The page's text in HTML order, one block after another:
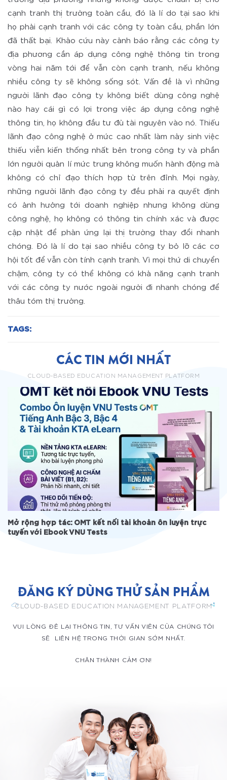
cạnh tranh thị trường toàn cầu, đó là lí do tại sao khi
họ phải cạnh tranh với các công ty toàn cầu, phần lớn
đã thất bại. Khảo cứu này cảnh báo rằng các công ty
địa phương cần áp dụng công nghệ thông tin trong
vòng hai năm tới để vẫn còn cạnh tranh, nếu không
nhiều công ty sẽ không sống sót. Vấn đề là vì những
người lãnh đạo công ty không biết dùng công nghệ
nào hay cái gì có lợi trong việc áp dụng công nghệ
thông tin, họ không đầu tư đủ tài nguyên vào nó. Thiếu
lãnh đạo công nghệ ở mức cao nhất làm nảy sinh việc
thiếu viễn kiến thống nhất bên trong công ty và phần
lớn người quản lí mức trung không muốn hành động mà
không có chỉ đạo thích hợp từ trên đỉnh. Mọi ngày,
những người lãnh đạo công ty đều phải ra quyết định
có ảnh hưởng tới doanh nghiệp nhưng không dùng
công nghệ, họ không có thông tin chính xác và được
cập nhật để phản ứng lại thị trường thay đổi nhanh
chóng. Đó là lí do tại sao nhiều công ty bỏ lỡ các cơ
hội tốt để vẫn còn tính cạnh tranh. Vì mọi thứ di chuyển
chậm, công ty có thể không có khả năng cạnh tranh
với các công ty nước ngoài người đi nhanh chóng để
thâu tóm thị trường.
TAGS:
CÁC TIN MỚI NHẤT
CLOUD-BASED EDUCATION MANAGEMENT PLATFORM
Mở rộng hợp tác: OMT kết nối tài khoản ôn luyện trực
tuyến với Ebook VNU Tests
ĐĂNG KÝ DÙNG THỬ SẢN PHẨM
CLOUD-BASED EDUCATION MANAGEMENT PLATFORM
VUI LÒNG ĐÊ LẠI THÔNG TIN, TƯ VẤN VIÊN CỦA CHÚNG TÔI
SẼ LIÊN HỆ TRONG THỜI GIAN SỚM NHẤT.
CHÂN THÀNH CẢM ƠN!